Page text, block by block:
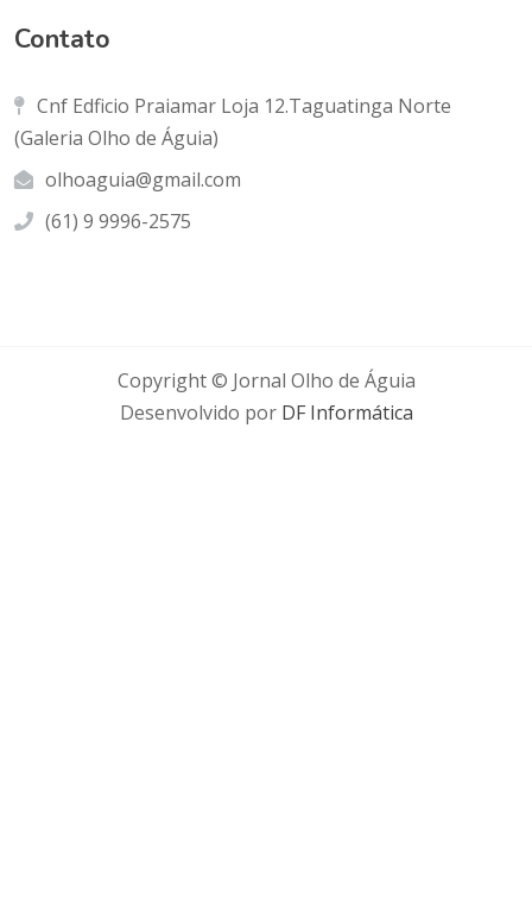
Contato
Cnf Edficio Praiamar Loja 12.Taguatinga Norte
(Galeria Olho de Águia)
olhoaguia@gmail.com
(61) 9 9996-2575
Copyright © Jornal Olho de Águia
Desenvolvido porDF Informática